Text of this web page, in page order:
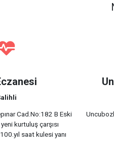
Cad.No:182 B Eski
kurtuluş çarşısı
saat kulesi yanı